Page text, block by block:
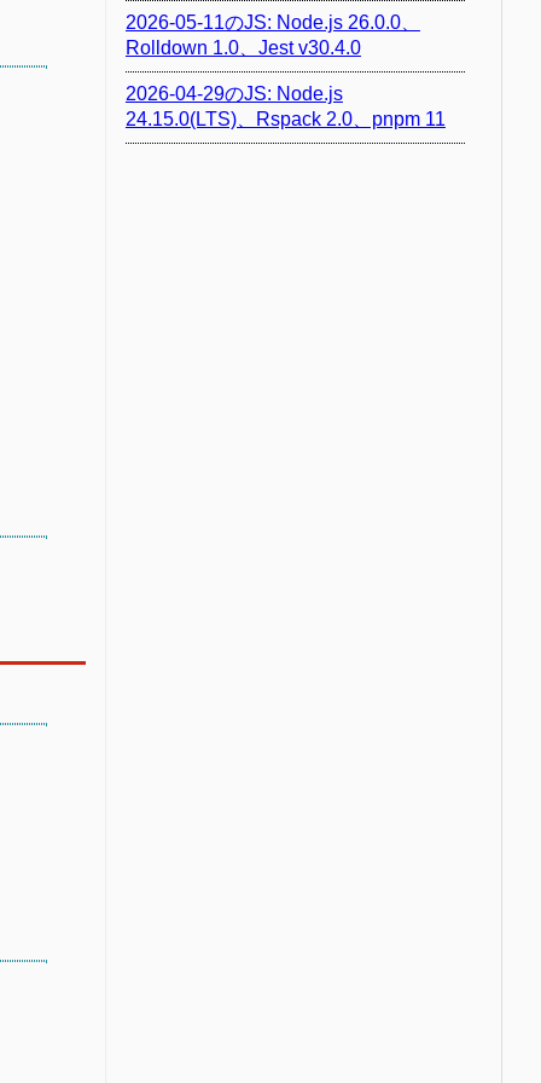
2026-05-11のJS: Node.js 26.0.0、
Rolldown 1.0、Jest v30.4.0
2026-04-29のJS: Node.js
24.15.0(LTS)、Rspack 2.0、pnpm 11